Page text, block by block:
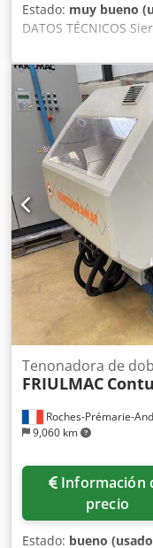
Estado: muy bueno
DATOS TÉCNICOS
hoja: 300 mm - Eje:
mm - Disco ajustable
Fresadora: Eje de
Csdpfx Ajzc Iv Djm
- Eje bloqueable -
Motor: 7,5 kW - 2
material - Carro
Escuadra - Soporte
manual del carro -
aspiración: 80 mm,
(largo/ancho/alto):
Fabricación polaca –
de control superior
estado Precio neto:
Precio neto
(En caso de fuertes
precio puede estar
Roches-Prémarie-
9,060 km
Tenonadora de
FRIULMAC
Información de
precio
Estado: bueno